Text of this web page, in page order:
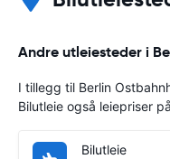
Andre utleiesteder i
I tillegg til Berlin
Bilutleie også leiepriser
Bilutleie